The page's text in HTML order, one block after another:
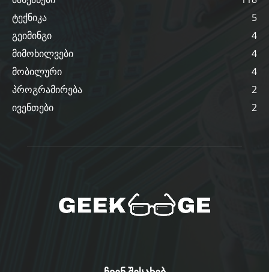
ტექნიკა
5
გეიმინგი
4
მიმოხილვები
4
მობილური
4
პროგრამირება
2
ივენთები
2